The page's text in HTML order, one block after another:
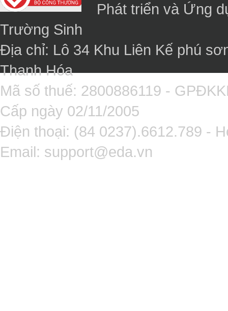
Phát triển và Ứng
Trường Sinh
Địa chỉ: Lô 34 Khu Liên Kế phú
Thanh Hóa
Mã số thuế: 2800886119 -
Cấp ngày 02/11/2005
Điện thoại: (84 0237).6612.789 -
Email: support@eda.vn